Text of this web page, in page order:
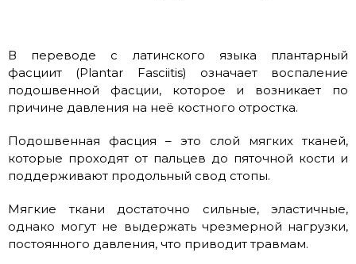
В переводе с латинского языка плантарный
фасциит (Plantar Fasciitis) означает воспаление
подошвенной фасции, которое и возникает по
причине давления на неё костного отростка.
Подошвенная фасция – это слой мягких тканей,
которые проходят от пальцев до пяточной кости и
поддерживают продольный свод стопы.
Мягкие ткани достаточно сильные, эластичные,
однако могут не выдержать чрезмерной нагрузки,
постоянного давления, что приводит травмам.